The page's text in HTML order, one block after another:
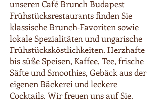
unseren Café Brunch Budapest
Frühstücksrestaurants finden Sie
klassische Brunch-Favoriten sowie
lokale Spezialitäten und ungarische
Frühstücksköstlichkeiten. Herzhafte
bis süße Speisen, Kaffee, Tee, frische
Säfte und Smoothies, Gebäck aus der
eigenen Bäckerei und leckere
Cocktails. Wir freuen uns auf Sie.